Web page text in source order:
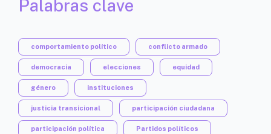
Palabras clave
comportamiento político conflicto armado
democracia elecciones equidad
género instituciones
justicia transicional participación ciudadana
participación política Partidos políticos